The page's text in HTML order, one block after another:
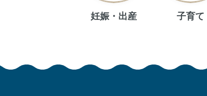
妊娠・出産 子育て